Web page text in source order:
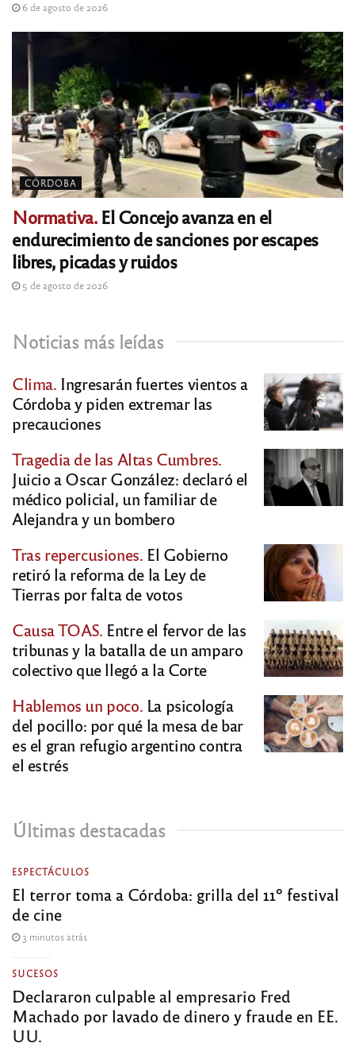
6 de agosto de 2026
CÓRDOBA
Normativa.El Concejo avanza en el
endurecimiento de sanciones por escapes
libres, picadas y ruidos
5 de agosto de 2026
Noticias más leídas
Clima. Ingresarán fuertes vientos a
Córdoba y piden extremar las
precauciones
Tragedia de las Altas Cumbres.
Juicio a Oscar González: declaró el
médico policial, un familiar de
Alejandra y un bombero
Tras repercusiones. El Gobierno
retiró la reforma de la Ley de
Tierras por falta de votos
Causa TOAS. Entre el fervor de las
tribunas y la batalla de un amparo
colectivo que llegó a la Corte
Hablemos un poco. La psicología
del pocillo: por qué la mesa de bar
es el gran refugio argentino contra
el estrés
Últimas destacadas
ESPECTÁCULOS
El terror toma a Córdoba: grilla del 11º festival
de cine
3 minutos atrás
SUCESOS
Declararon culpable al empresario Fred
Machado por lavado de dinero y fraude en EE.
UU.